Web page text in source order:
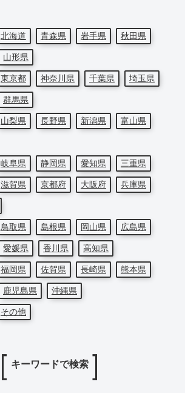
北海道 青森県 岩手県
秋田県
山形県
東京都 神奈川県 千葉県
埼玉県
群馬県
山梨県 長野県 新潟県
富山県
岐阜県 静岡県 愛知県
三重県
滋賀県 京都府 大阪府
兵庫県
鳥取県 島根県 岡山県
広島県
愛媛県 香川県
高知県
福岡県 佐賀県 長崎県
熊本県
鹿児島県
沖縄県
その他
キーワードで検索